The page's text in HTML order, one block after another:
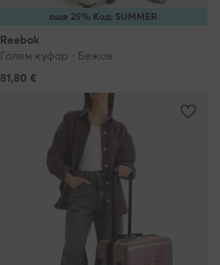
още 25% Код: SUMMER
Reebok
Голям куфар · Бежов
81,80 €